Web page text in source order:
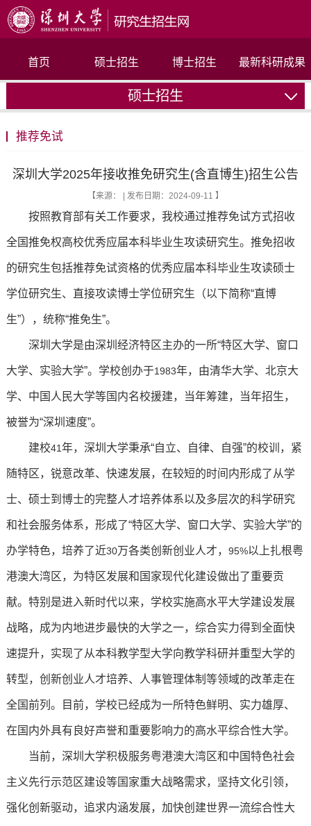
首页 硕士招生 博士招生 最新科研成果
硕士招生
推荐免试
深圳大学2025年接收推免研究生(含直博生)招生公告
【来源： | 发布日期：2024-09-11 】
按照教育部有关工作要求，我校通过推荐免试方式招收
全国推免权高校优秀应届本科毕业生攻读研究生。推免招收
的研究生包括推荐免试资格的优秀应届本科毕业生攻读硕士
学位研究生、直接攻读博士学位研究生（以下简称“直博
生”），统称“推免生”。
深圳大学是由深圳经济特区主办的一所“特区大学、窗口
大学、实验大学”。学校创办于1983年，由清华大学、北京大
学、中国人民大学等国内名校援建，当年筹建，当年招生，
被誉为“深圳速度”。
建校41年，深圳大学秉承“自立、自律、自强”的校训，紧
随特区，锐意改革、快速发展，在较短的时间内形成了从学
士、硕士到博士的完整人才培养体系以及多层次的科学研究
和社会服务体系，形成了“特区大学、窗口大学、实验大学”的
办学特色，培养了近30万各类创新创业人才， 95%以上扎根粤
港澳大湾区，为特区发展和国家现代化建设做出了重要贡
献。特别是进入新时代以来，学校实施高水平大学建设发展
战略，成为内地进步最快的大学之一，综合实力得到全面快
速提升，实现了从本科教学型大学向教学科研并重型大学的
转型，创新创业人才培养、人事管理体制等领域的改革走在
全国前列。目前，学校已经成为一所特色鲜明、实力雄厚、
在国内外具有良好声誉和重要影响力的高水平综合性大学。
当前，深圳大学积极服务粤港澳大湾区和中国特色社会
主义先行示范区建设等国家重大战略需求，坚持文化引领，
强化创新驱动，追求内涵发展，加快创建世界一流综合性大